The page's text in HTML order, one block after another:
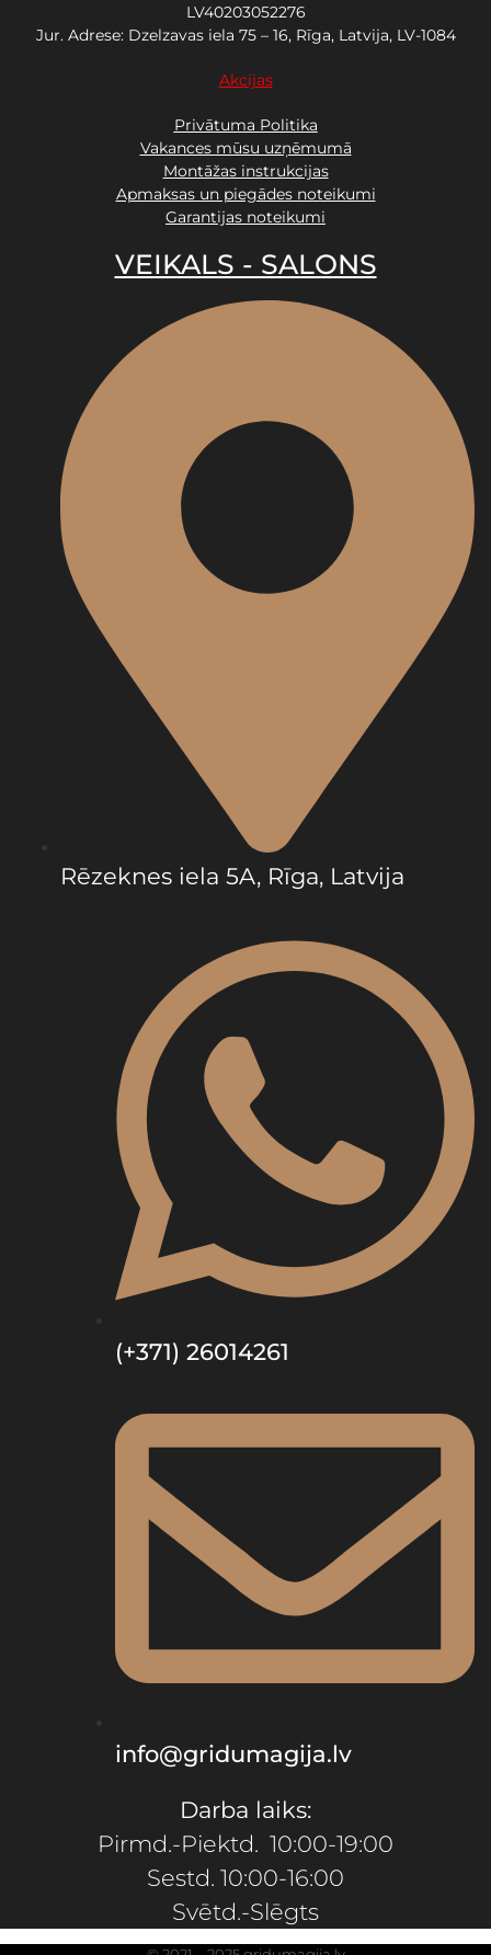
LV40203052276
Jur. Adrese: Dzelzavas iela 75 – 16, Rīga, Latvija, LV-1084
Akcijas
Privātuma Politika
Vakances mūsu uzņēmumā
Montāžas instrukcijas
Apmaksas un piegādes noteikumi
Garantijas noteikumi
VEIKALS - SALONS
Rēzeknes iela 5A, Rīga, Latvija
(+371) 26014261
info@gridumagija.lv
Darba laiks:
Pirmd.-Piektd. 10:00-19:00
Sestd. 10:00-16:00
Svētd.-Slēgts